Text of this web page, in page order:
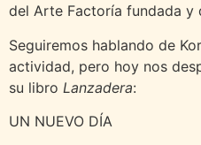
del Arte Factoría fundada y
Seguiremos hablando de
actividad, pero hoy nos
su libro Lanzadera:
UN NUEVO DÍA